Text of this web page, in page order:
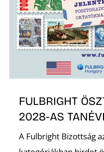
FULBRIGHT
2028-AS
A Fulbright Bizottság